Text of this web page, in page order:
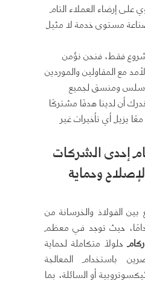
على إرضاء العملاء التام
مستوى خدمة لا مثيل
فقط، فنحن نؤمن
مع المقاولين والموردين
سلس ومنسق لجميع
أن لدينا هدفًا مشتركًا
يزيل أي تأخيرات غير
إحدى الشركات
وحماية
الفولاذ والخرسانة من
حيث توجد في معظم
ركامحلولاً متكاملة لحماية
باستخدام المعالجة
أو السائلة، بما